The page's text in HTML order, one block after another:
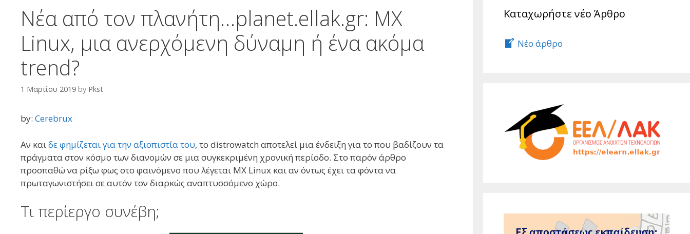
Νέα από τον πλανήτη…planet.ellak.gr: MX
Linux, μια ανερχόμενη δύναμη ή ένα ακόμα
trend?
1 Μαρτίου 2019 by Pkst
by: Cerebrux
Αν καιδε φημίζεται για την αξιοπιστία του, το distrowatch αποτελεί μια ένδειξη για το που βαδίζουν τα
πράγματα στον κόσμο των διανομών σε μια συγκεκριμένη χρονική περίοδο. Στο παρόν άρθρο
προσπαθώ να ρίξω φως στο φαινόμενο που λέγεται MX Linux και αν όντως έχει τα φόντα να
πρωταγωνιστήσει σε αυτόν τον διαρκώς αναπτυσσόμενο χώρο.
Τι περίεργο συνέβη;
Καταχωρήστε νέο Άρθρο
Νέο άρθρο